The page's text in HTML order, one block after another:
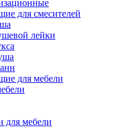
для смесителей
лейки
для мебели
для мебели